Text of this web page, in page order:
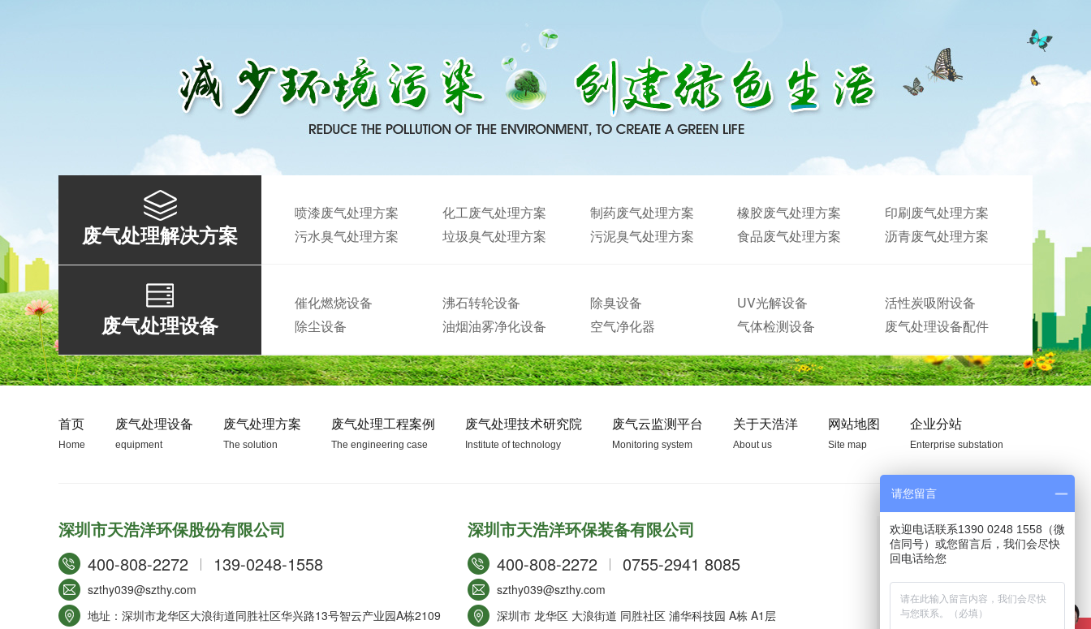
生物除臭装置
RTO蓄热式焚烧设备
废气处理解决方案
喷漆废气处理方案 化工废气处理方案 制药废气处理方案 橡胶废气处理方案
印刷废气处理方案
污水臭气处理方案
垃圾臭气处理方案 污泥臭气处理方案 食品废气处理方案 沥青废气处理方案
废气处理设备
催化燃烧设备 沸石转轮设备 除臭设备 UV光解设备
活性炭吸附设备
除尘设备
油烟油雾净化设备 空气净化器 气体检测设备 废气处理设备配件
首页
Home
废气处理设备
equipment
废气处理方案
The solution
废气处理工程案例
The engineering case
废气处理技术研究院
Institute of technology
废气云监测平台
Monitoring system
关于天浩洋
About us
网站地图
Site map
企业分站
Enterprise substation
深圳市天浩洋环保股份有限公司
400-808-2272
139-0248-1558
szthy039@szthy.com
地址：深圳市龙华区大浪街道同胜社区华兴路13号智云产业园A栋2109
深圳市天浩洋环保装备有限公司
400-808-2272
0755-2941 8085
szthy039@szthy.com
深圳市 龙华区 大浪街道 同胜社区 浦华科技园 A栋 A1层
请您留言
欢迎电话联系1390 0248 1558（微
信同号）或您留言后，我们会尽快